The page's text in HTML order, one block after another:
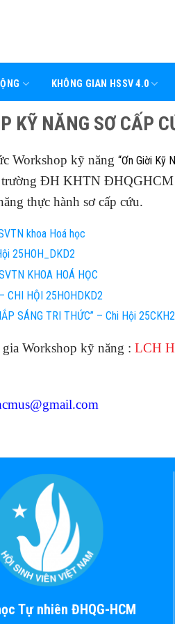
KHÔNG GIAN HSSV 4.0
KỸ NĂNG SƠ CẤP
Workshop kỹ năng “Ơn Giời Kỹ
trường ĐH KHTN
thực hành sơ cấp cứu.
khoa Hoá học
25HOH_DKD2
KHOA HOÁ HỌC
CHI HỘI 25HOHDKD2
SÁNG TRI THỨC” – Chi Hội 25CKH2
Workshop kỹ năng : LCH
Tự nhiên ĐHQG-HCM